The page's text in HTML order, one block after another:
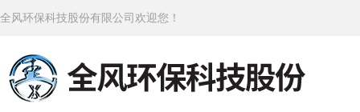
全风环保科技股份有限公司欢迎您！